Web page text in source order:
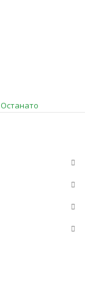
Останато